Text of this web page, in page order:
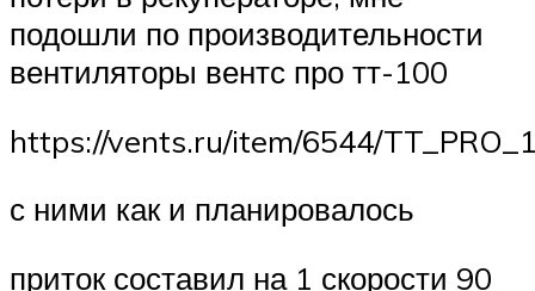
подошли по производительности
вентиляторы вентс про тт-100
https://vents.ru/item/6544/
с ними как и планировалось
приток составил на 1 скорости 90